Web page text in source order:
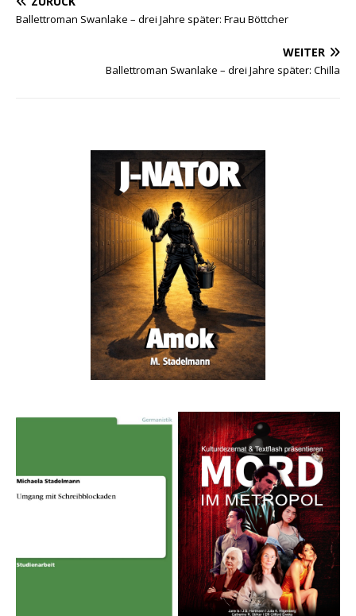
Ballettroman Swanlake – drei Jahre später: Frau Böttcher
WEITER
Ballettroman Swanlake – drei Jahre später: Chilla